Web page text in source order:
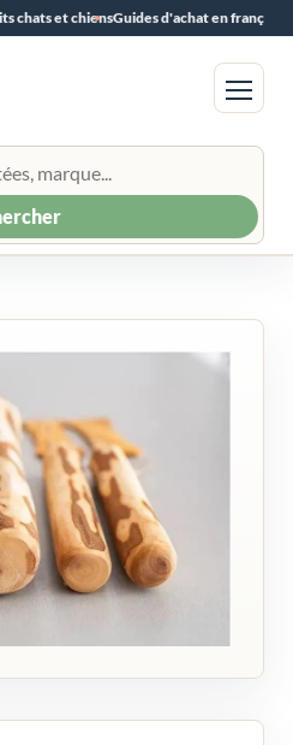
chats et chiensGuides d'achat en français
Menu